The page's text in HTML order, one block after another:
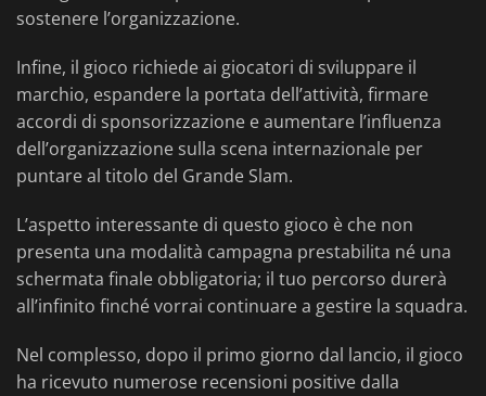
sostenere l’organizzazione.
Infine, il gioco richiede ai giocatori di sviluppare il
marchio, espandere la portata dell’attività, firmare
accordi di sponsorizzazione e aumentare l’influenza
dell’organizzazione sulla scena internazionale per
puntare al titolo del Grande Slam.
L’aspetto interessante di questo gioco è che non
presenta una modalità campagna prestabilita né una
schermata finale obbligatoria; il tuo percorso durerà
all’infinito finché vorrai continuare a gestire la squadra.
Nel complesso, dopo il primo giorno dal lancio, il gioco
ha ricevuto numerose recensioni positive dalla